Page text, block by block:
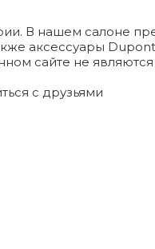
В нашем салоне
аксессуары
сайте не
с друзьями